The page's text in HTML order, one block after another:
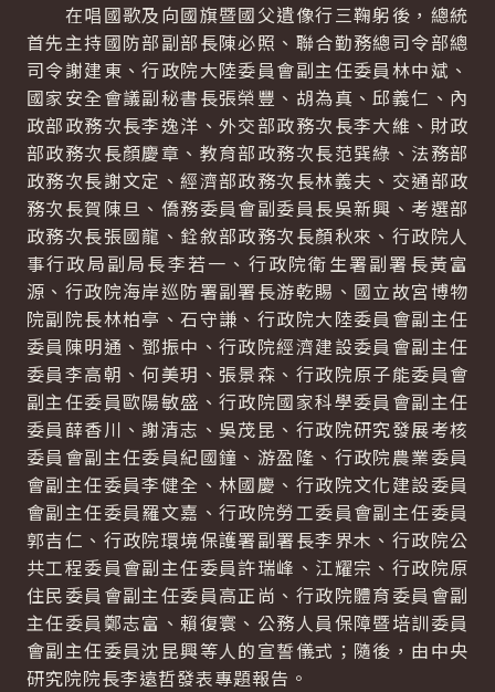
在唱國歌及向國旗暨國父遺像行三鞠躬後，總統
首先主持國防部副部長陳必照、聯合勤務總司令部總
司令謝建東、行政院大陸委員會副主任委員林中斌、
國家安全會議副秘書長張榮豐、胡為真、邱義仁、內
政部政務次長李逸洋、外交部政務次長李大維、財政
部政務次長顏慶章、教育部政務次長范巽綠、法務部
政務次長謝文定、經濟部政務次長林義夫、交通部政
務次長賀陳旦、僑務委員會副委員長吳新興、考選部
政務次長張國龍、銓敘部政務次長顏秋來、行政院人
事行政局副局長李若一、行政院衛生署副署長黃富
源、行政院海岸巡防署副署長游乾賜、國立故宮博物
院副院長林柏亭、石守謙、行政院大陸委員會副主任
委員陳明通、鄧振中、行政院經濟建設委員會副主任
委員李高朝、何美玥、張景森、行政院原子能委員會
副主任委員歐陽敏盛、行政院國家科學委員會副主任
委員薛香川、謝清志、吳茂昆、行政院研究發展考核
委員會副主任委員紀國鐘、游盈隆、行政院農業委員
會副主任委員李健全、林國慶、行政院文化建設委員
會副主任委員羅文嘉、行政院勞工委員會副主任委員
郭吉仁、行政院環境保護署副署長李界木、行政院公
共工程委員會副主任委員許瑞峰、江耀宗、行政院原
住民委員會副主任委員高正尚、行政院體育委員會副
主任委員鄭志富、賴復寰、公務人員保障暨培訓委員
會副主任委員沈昆興等人的宣誓儀式；隨後，由中央
研究院院長李遠哲發表專題報告。